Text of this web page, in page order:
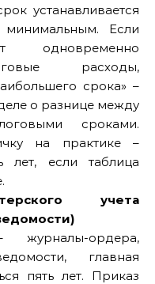
устанавливается
Если
одновременно
расходы,
срока» –
о разнице между
сроками.
на практике –
лет, если таблица
учета
ордера,
главная
пять лет. Приказ